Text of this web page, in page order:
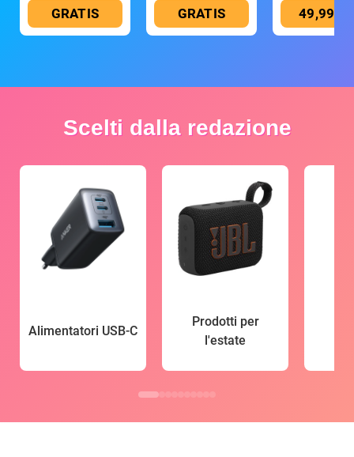
GRATIS GRATIS 49,99 €
Scelti dalla redazione
Alimentatori USB-C
Prodotti per
l'estate